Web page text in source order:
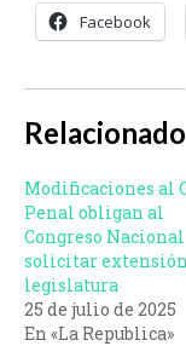
Facebook
Relacionado
Modificaciones al
Penal obligan al
Congreso Nacional
solicitar
legislatura
25 de julio de 2025
En «La Republica»